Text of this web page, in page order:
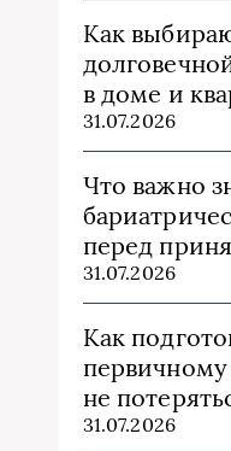
Как
в доме и
31.07.2026
Что важно
перед
31.07.2026
Как
не
31.07.2026